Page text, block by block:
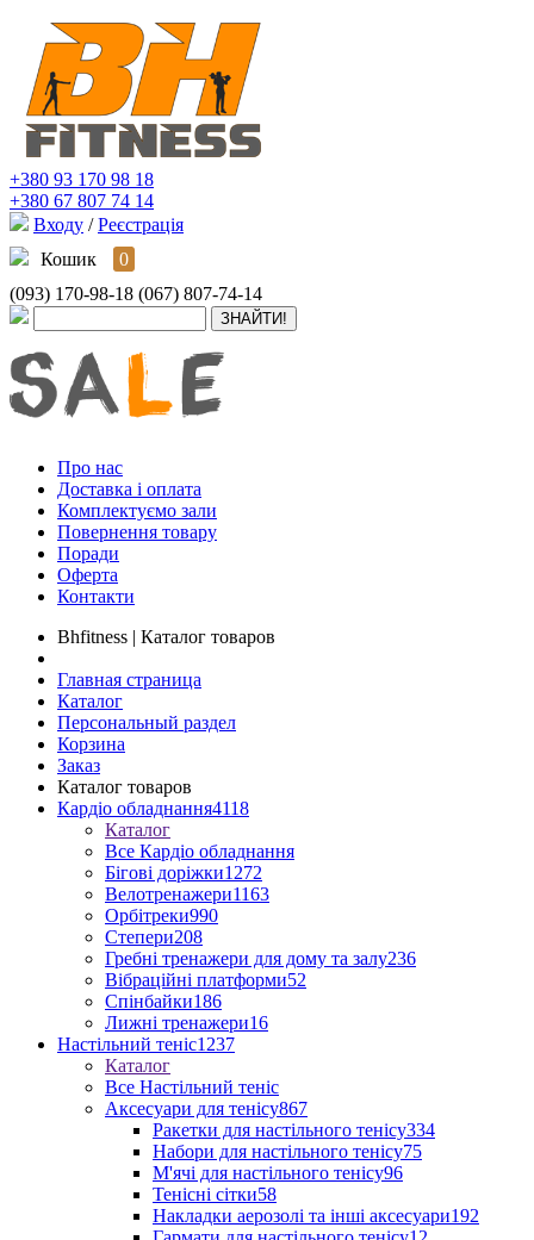
+380 93 170 98 18
+380 67 807 74 14
Входу / Реєстрація
Кошик
0
(093) 170-98-18 (067) 807-74-14
Про нас
Доставка і оплата
Комплектуємо зали
Повернення товару
Поради
Оферта
Контакти
Bhfitness | Каталог товаров
Главная страница
Каталог
Персональный раздел
Корзина
Заказ
Каталог товаров
Кардіо обладнання4118
Каталог
Все Кардіо обладнання
Бігові доріжки1272
Велотренажери1163
Орбітреки990
Степери208
Гребні тренажери для дому та залу236
Вібраційні платформи52
Спінбайки186
Лижні тренажери16
Настільний теніс1237
Каталог
Все Настільний теніс
Аксесуари для тенісу867
Ракетки для настільного тенісу334
Набори для настільного тенісу75
М'ячі для настільного тенісу96
Тенісні сітки58
Накладки аерозолі та інші аксесуари192